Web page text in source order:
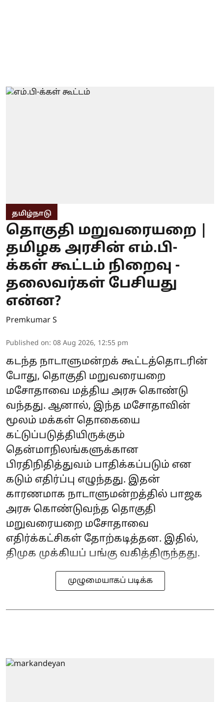
தமிழ்நாடு
தொகுதி மறுவரையறை |
தமிழக அரசின் எம்.பி-
க்கள் கூட்டம் நிறைவு -
தலைவர்கள் பேசியது
என்ன?
Premkumar S
Published on: 08 Aug 2026, 12:55 pm
கடந்த நாடாளுமன்றக் கூட்டத்தொடரின்
போது, தொகுதி மறுவரையறை
மசோதாவை மத்திய அரசு கொண்டு
வந்தது. ஆனால், இந்த மசோதாவின்
மூலம் மக்கள் தொகையை
கட்டுப்படுத்தியிருக்கும்
தென்மாநிலங்களுக்கான
பிரதிநிதித்துவம் பாதிக்கப்படும் என
கடும் எதிர்ப்பு எழுந்தது. இதன்
காரணமாக நாடாளுமன்றத்தில் பாஜக
அரசு கொண்டுவந்த தொகுதி
மறுவரையறை மசோதாவை
எதிர்க்கட்சிகள் தோற்கடித்தன. இதில்,
திமுக முக்கியப் பங்கு வகித்திருந்தது.
முழுமையாகப் படிக்க